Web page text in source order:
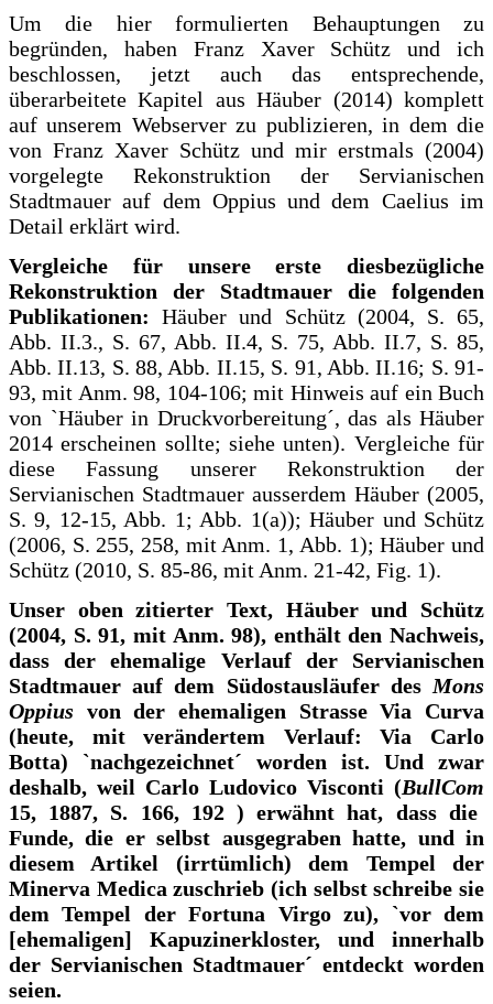
Um die hier formulierten Behauptungen zu
begründen, haben Franz Xaver Schütz und ich
beschlossen, jetzt auch das entsprechende,
überarbeitete Kapitel aus Häuber (2014) komplett
auf unserem Webserver zu publizieren, in dem die
von Franz Xaver Schütz und mir erstmals (2004)
vorgelegte Rekonstruktion der Servianischen
Stadtmauer auf dem Oppius und dem Caelius im
Detail erklärt wird.
Vergleiche für unsere erste diesbezügliche
Rekonstruktion der Stadtmauer die folgenden
Publikationen:Häuber und Schütz (2004, S. 65,
Abb. II.3., S. 67, Abb. II.4, S. 75, Abb. II.7, S. 85,
Abb. II.13, S. 88, Abb. II.15, S. 91, Abb. II.16; S. 91-
93, mit Anm. 98, 104-106; mit Hinweis auf ein Buch
von `Häuber in Druckvorbereitung´, das als Häuber
2014 erscheinen sollte; siehe unten). Vergleiche für
diese Fassung unserer Rekonstruktion der
Servianischen Stadtmauer ausserdem Häuber (2005,
S. 9, 12-15, Abb. 1; Abb. 1(a)); Häuber und Schütz
(2006, S. 255, 258, mit Anm. 1, Abb. 1); Häuber und
Schütz (2010, S. 85-86, mit Anm. 21-42, Fig. 1).
Unser oben zitierter Text, Häuber und Schütz
(2004, S. 91, mit Anm. 98), enthält den Nachweis,
dass der ehemalige Verlauf der Servianischen
Stadtmauer auf dem Südostausläufer desMons
Oppius von der ehemaligen Strasse Via Curva
(heute, mit verändertem Verlauf: Via Carlo
Botta) `nachgezeichnet´ worden ist. Und zwar
deshalb, weil Carlo Ludovico Visconti (BullCom
15, 1887, S. 166, 192 ) erwähnt hat, dass die
Funde, die er selbst ausgegraben hatte, und in
diesem Artikel (irrtümlich) dem Tempel der
Minerva Medica zuschrieb (ich selbst schreibe sie
dem Tempel der Fortuna Virgo zu), `vor dem
[ehemaligen] Kapuzinerkloster, und innerhalb
der Servianischen Stadtmauer´ entdeckt worden
seien.